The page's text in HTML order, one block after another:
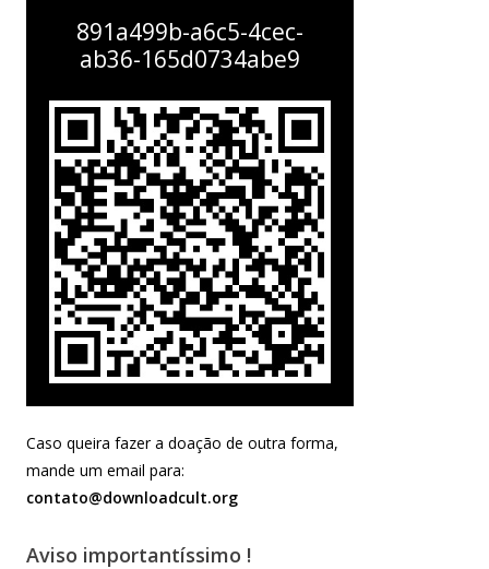
891a499b-a6c5-4cec-
ab36-165d0734abe9
Caso queira fazer a doação de outra forma,
mande um email para:
contato@downloadcult.org
Aviso importantíssimo !